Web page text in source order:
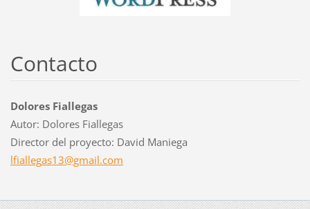
Contacto
Dolores Fiallegas
Autor: Dolores Fiallegas
Director del proyecto: David Maniega
lfiallegas13@gmail.com